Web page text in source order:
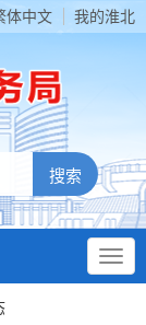
体中文 我的淮北